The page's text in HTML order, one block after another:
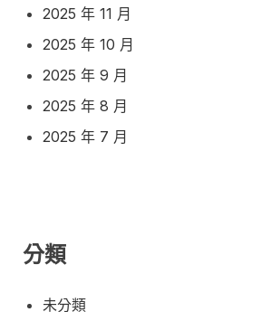
2025 年 11 月
2025 年 10 月
2025 年 9 月
2025 年 8 月
2025 年 7 月
分類
未分類